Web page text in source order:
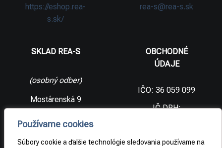
Používame cookies
Súbory cookie a ďalšie technológie sledovania používame na
https://eshop.rea-
s.sk/
rea-s@rea-s.sk
SKLAD REA-S
(osobný odber)
Mostárenská 9
republika
OBCHODNÉ
ÚDAJE
IČO: 36 059 099
IČ DPH:
2021733065